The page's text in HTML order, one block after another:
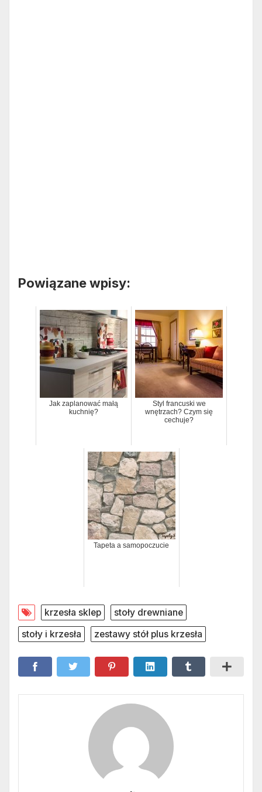
Powiązane wpisy:
Jak zaplanować małą
kuchnię?
Styl francuski we
wnętrzach? Czym się
cechuje?
Tapeta a samopoczucie
krzesła sklep
stoły drewniane
stoły i krzesła
zestawy stół plus krzesła